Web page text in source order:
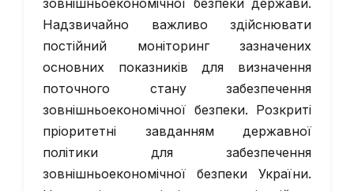
зовнішньоекономічної безпеки держави.
Надзвичайно важливо здійснювати
постійний моніторинг зазначених
основних показників для визначення
поточного стану забезпечення
зовнішньоекономічної безпеки. Розкриті
пріоритетні завданням державної
політики для забезпечення
зовнішньоекономічної безпеки України.